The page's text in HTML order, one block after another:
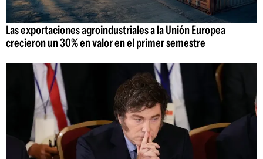
Las exportaciones agroindustriales a la Unión Europea
crecieron un 30% en valor en el primer semestre